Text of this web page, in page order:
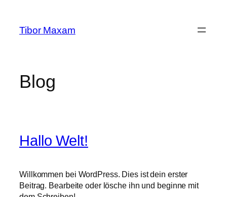
springen
Tibor Maxam
Blog
Hallo Welt!
Willkommen bei WordPress. Dies ist dein erster
Beitrag. Bearbeite oder lösche ihn und beginne mit